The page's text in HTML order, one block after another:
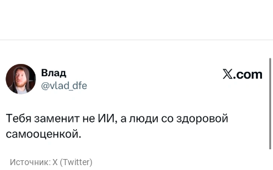
Источник:X (Twitter)